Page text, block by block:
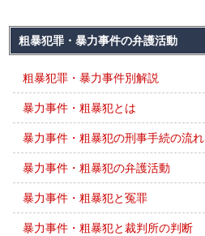
粗暴犯罪・暴力事件の弁護活動
粗暴犯罪・暴力事件別解説
暴力事件・粗暴犯とは
暴力事件・粗暴犯の刑事手続の流れ
暴力事件・粗暴犯の弁護活動
暴力事件・粗暴犯と冤罪
暴力事件・粗暴犯と裁判所の判断